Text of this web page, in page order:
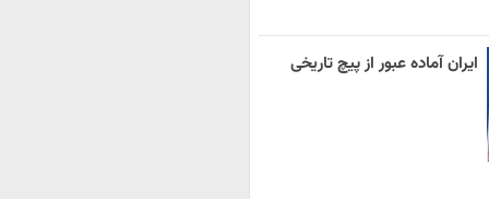
ایران آماده عبور از پیچ تاریخی